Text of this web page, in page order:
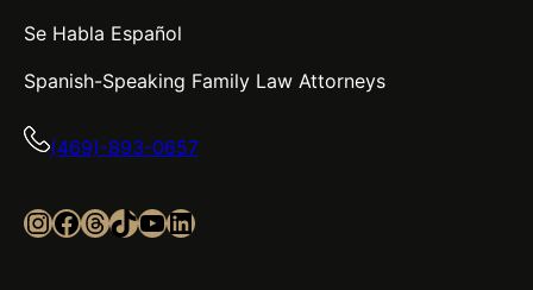
Se Habla Español
Spanish-Speaking Family Law Attorneys
(469)-893-0657
InstagramFacebook Threads TikTok YouTube LinkedIn